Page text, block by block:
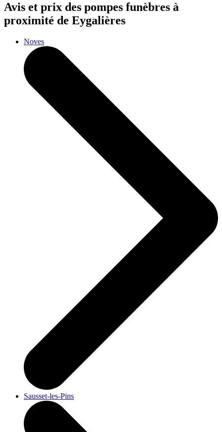
Avis et prix des pompes funèbres à
proximité de Eygalières
Noves
Sausset-les-Pins